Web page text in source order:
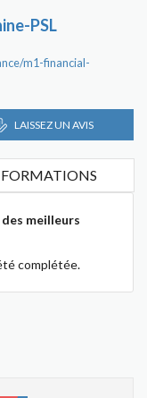
PSL
m1-financial-
LAISSEZ UN AVIS
meilleurs
complétée.